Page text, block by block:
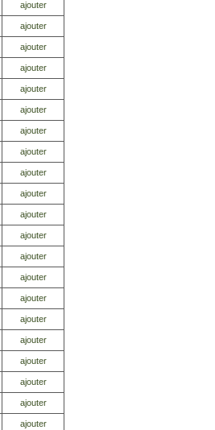
ajouter
ajouter
ajouter
ajouter
ajouter
ajouter
ajouter
ajouter
ajouter
ajouter
ajouter
ajouter
ajouter
ajouter
ajouter
ajouter
ajouter
ajouter
ajouter
ajouter
ajouter